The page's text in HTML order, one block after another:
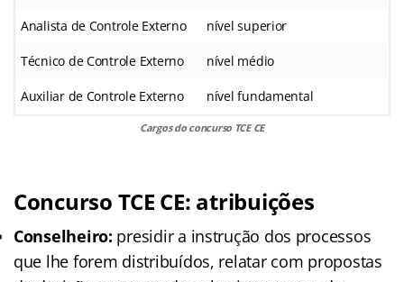
Analista de Controle Externo nível superior
Técnico de Controle Externo nível médio
Auxiliar de Controle Externo nível fundamental
Cargos do concurso TCE CE
Concurso TCE CE: atribuições
Conselheiro: presidir a instrução dos processos
que lhe forem distribuídos, relatar com propostas